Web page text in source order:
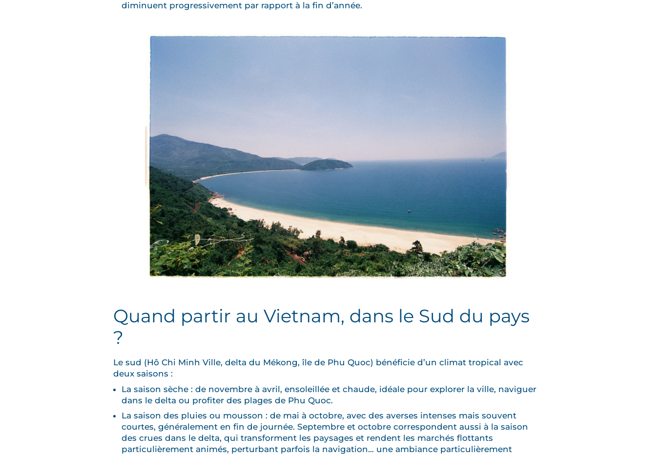
diminuent progressivement par rapport à la fin d’année.
Quand partir au Vietnam, dans le Sud du pays
?
Le sud (Hô Chi Minh Ville, delta du Mékong, île de Phu Quoc) bénéficie d’un climat tropical avec
deux saisons :
La saison sèche : de novembre à avril, ensoleillée et chaude, idéale pour explorer la ville, naviguer
dans le delta ou profiter des plages de Phu Quoc.
La saison des pluies ou mousson : de mai à octobre, avec des averses intenses mais souvent
courtes, généralement en fin de journée. Septembre et octobre correspondent aussi à la saison
des crues dans le delta, qui transforment les paysages et rendent les marchés flottants
particulièrement animés, perturbant parfois la navigation… une ambiance particulièrement